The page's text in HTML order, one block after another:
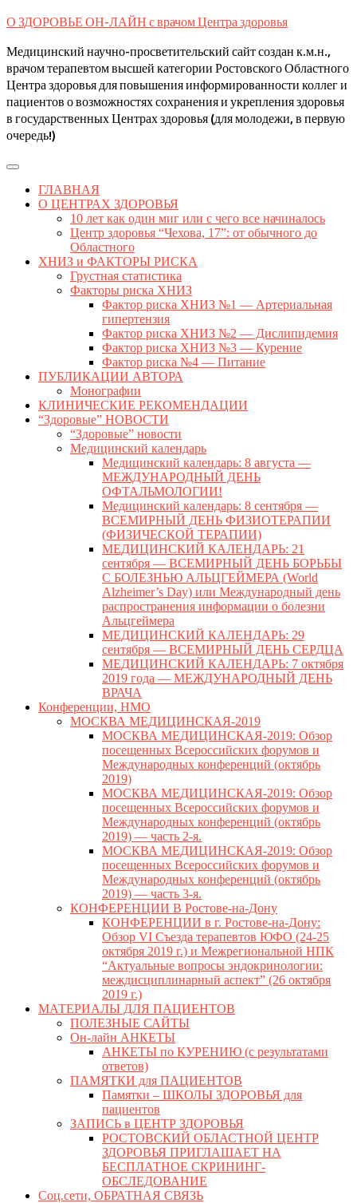
Skip
content
О ЗДОРОВЬЕ ОН-ЛАЙН с врачом Центра здоровья
Медицинский научно-просветительский сайт создан к.м.н.,
врачом терапевтом высшей категории Ростовского Областного
Центра здоровья для повышения информированности коллег и
пациентов о возможностях сохранения и укрепления здоровья
в государственных Центрах здоровья (для молодежи, в первую
очередь!)
Open
ButtonГЛАВНАЯ
О ЦЕНТРАХ ЗДОРОВЬЯ
10 лет как один миг или с чего все начиналось
Центр здоровья “Чехова, 17”: от обычного до
Областного
ХНИЗ и ФАКТОРЫ РИСКА
Грустная статистика
Факторы риска ХНИЗ
Фактор риска ХНИЗ №1 — Артериальная
гипертензия
Фактор риска ХНИЗ №2 — Дислипидемия
Фактор риска ХНИЗ №3 — Курение
Фактор риска №4 — Питание
ПУБЛИКАЦИИ АВТОРА
Монографии
КЛИНИЧЕСКИЕ РЕКОМЕНДАЦИИ
“Здоровые” НОВОСТИ
“Здоровые” новости
Медицинский календарь
Медицинский календарь: 8 августа —
МЕЖДУНАРОДНЫЙ ДЕНЬ
ОФТАЛЬМОЛОГИИ!
Медицинский календарь: 8 сентября —
ВСЕМИРНЫЙ ДЕНЬ ФИЗИОТЕРАПИИ
(ФИЗИЧЕСКОЙ ТЕРАПИИ)
МЕДИЦИНСКИЙ КАЛЕНДАРЬ: 21
сентября — ВСЕМИРНЫЙ ДЕНЬ БОРЬБЫ
С БОЛЕЗНЬЮ АЛЬЦГЕЙМЕРА (World
Alzheimer’s Day) или Международный день
распространения информации о болезни
Альцгеймера
МЕДИЦИНСКИЙ КАЛЕНДАРЬ: 29
сентября — ВСЕМИРНЫЙ ДЕНЬ СЕРДЦА
МЕДИЦИНСКИЙ КАЛЕНДАРЬ: 7 октября
2019 года — МЕЖДУНАРОДНЫЙ ДЕНЬ
ВРАЧА
Конференции, НМО
МОСКВА МЕДИЦИНСКАЯ-2019
МОСКВА МЕДИЦИНСКАЯ-2019: Обзор
посещенных Всероссийских форумов и
Международных конференций (октябрь
2019)
МОСКВА МЕДИЦИНСКАЯ-2019: Обзор
посещенных Всероссийских форумов и
Международных конференций (октябрь
2019) — часть 2-я.
МОСКВА МЕДИЦИНСКАЯ-2019: Обзор
посещенных Всероссийских форумов и
Международных конференций (октябрь
2019) — часть 3-я.
КОНФЕРЕНЦИИ В Ростове-на-Дону
КОНФЕРЕНЦИИ в г. Ростове-на-Дону:
Обзор VI Съезда терапевтов ЮФО (24-25
октября 2019 г.) и Межрегиональной НПК
“Актуальные вопросы эндокринологии:
междисциплинарный аспект” (26 октября
2019 г.)
МАТЕРИАЛЫ ДЛЯ ПАЦИЕНТОВ
ПОЛЕЗНЫЕ САЙТЫ
Он-лайн АНКЕТЫ
АНКЕТЫ по КУРЕНИЮ (с результатами
ответов)
ПАМЯТКИ для ПАЦИЕНТОВ
Памятки – ШКОЛЫ ЗДОРОВЬЯ для
пациентов
ЗАПИСЬ в ЦЕНТР ЗДОРОВЬЯ
РОСТОВСКИЙ ОБЛАСТНОЙ ЦЕНТР
ЗДОРОВЬЯ ПРИГЛАШАЕТ НА
БЕСПЛАТНОЕ СКРИНИНГ-
ОБСЛЕДОВАНИЕ
Соц.сети, ОБРАТНАЯ СВЯЗЬ